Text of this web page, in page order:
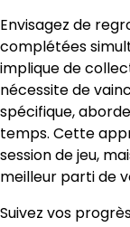
Envisagez de
complétées
implique de
nécessite de
spécifique,
temps. Cette
session de jeu,
meilleur parti de
Suivez vos